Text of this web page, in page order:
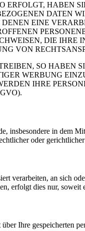
HABEN
DATEN
EINE
DIE IHRE
VON
SO HABEN
WERBUNG
IHRE
insbesondere in dem
oder
verarbeiten, an sich
erfolgt dies nur, soweit
Ihre gespeicherten